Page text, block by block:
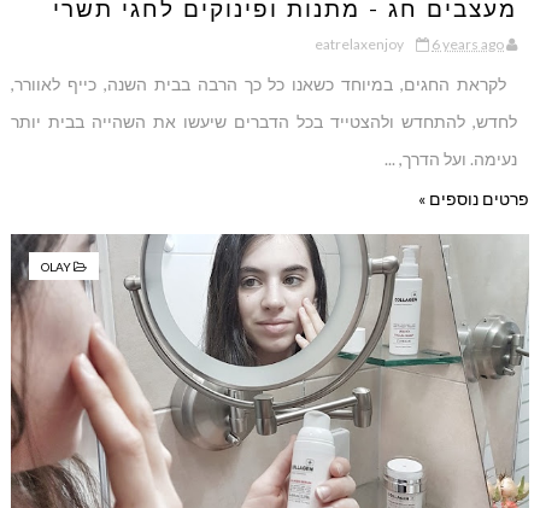
מעצבים חג - מתנות ופינוקים לחגי תשרי
eatrelaxenjoy 6 years ago
לקראת החגים, במיוחד כשאנו כל כך הרבה בבית השנה, כייף לאוורר,
לחדש, להתחדש ולהצטייד בכל הדברים שיעשו את השהייה בבית יותר
נעימה. ועל הדרך, ...
פרטים נוספים »
OLAY